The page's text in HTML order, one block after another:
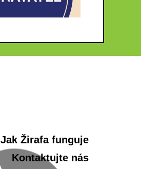
Jak Žirafa funguje
Kontaktujte nás